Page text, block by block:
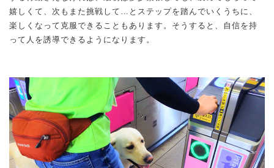
嬉しくて、次もまた挑戦して…とステップを踏んでいくうちに、
楽しくなって克服できることもあります。そうすると、自信を持
って人を誘導できるようになります。